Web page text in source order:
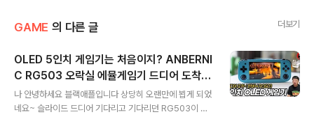
GAME 의 다른 글 더보기
OLED 5인치 게임기는 처음이지? ANBERNI
C RG503 오락실 에뮬게임기 드디어 도착!
간단하게 살펴 볼께요~
나 안녕하세요 블랙애플입니다 상당히 오랜만에 뵙게 되었
네요~ 슬라이드 드디어 기다리고 기다리던 RG503이 도